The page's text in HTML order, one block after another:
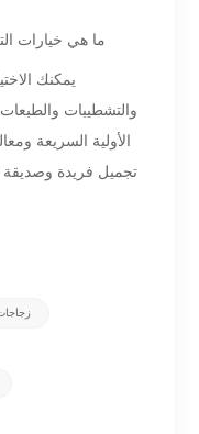
ما هي خيارات
يمكنك
والتشطيبات
الأولية السريعة
تجميل فريدة وصديقة